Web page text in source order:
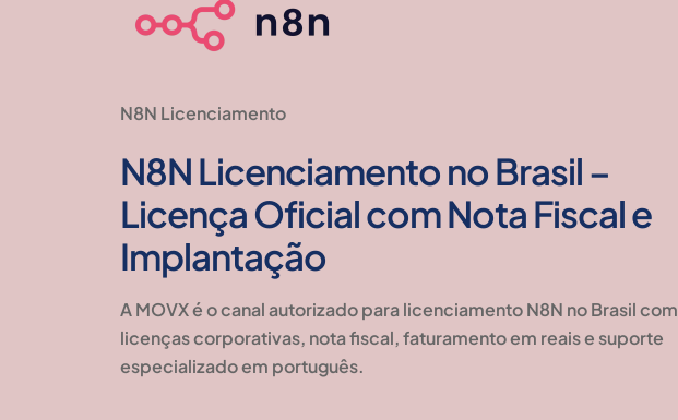
N8N Licenciamento
N8N Licenciamento no Brasil –
Licença Oficial com Nota Fiscal e
Implantação
A MOVX é o canal autorizado para licenciamento N8N no Brasil com
licenças corporativas, nota fiscal, faturamento em reais e suporte
especializado em português.